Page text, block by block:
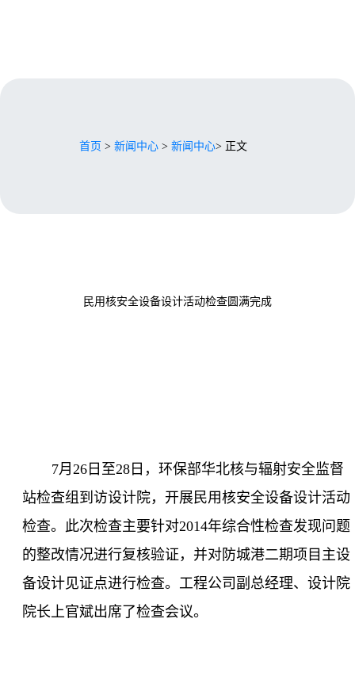
首页 > 新闻中心 > 新闻中心> 正文
民用核安全设备设计活动检查圆满完成
7月26 日至28 日，环保部华北核与辐射安全监督
站检查组到访设计院，开展民用核安全设备设计活动
检查。此次检查主要针对2014年综合性检查发现问题
的整改情况进行复核验证，并对防城港二期项目主设
备设计见证点进行检查。工程公司副总经理、设计院
院长上官斌出席了检查会议。